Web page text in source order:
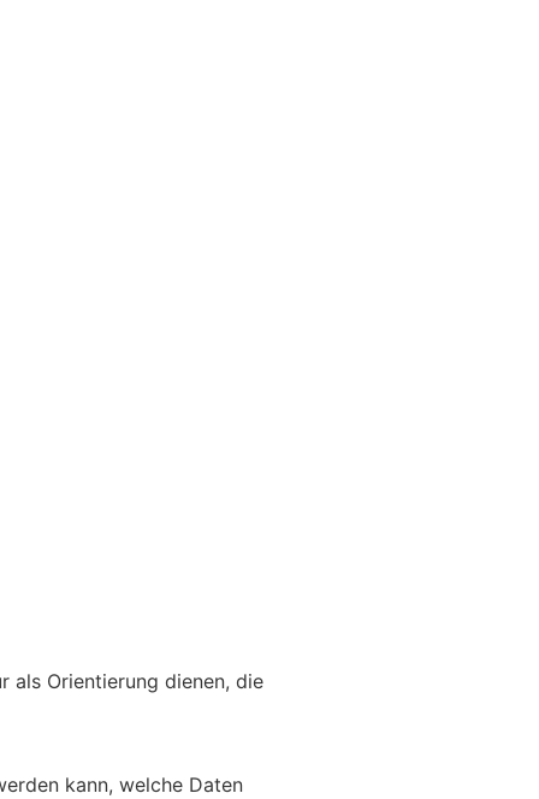
als Orientierung dienen, die
kann, welche Daten